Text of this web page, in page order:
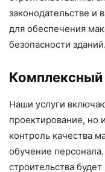
законодательстве и
для обеспечения
безопасности зданий.
Наши услуги
проектирование, но
контроль качества
обучение
строительства